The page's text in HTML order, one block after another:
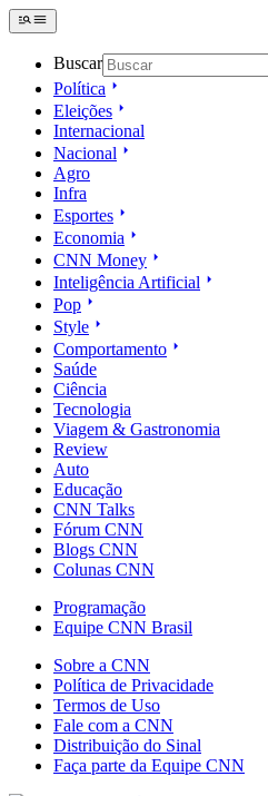
Buscar
Política
Eleições
Internacional
Nacional
Agro
Infra
Esportes
Economia
CNN Money
Inteligência Artificial
Pop
Style
Comportamento
Saúde
Ciência
Tecnologia
Viagem & Gastronomia
Review
Auto
Educação
CNN Talks
Fórum CNN
Blogs CNN
Colunas CNN
Programação
Equipe CNN Brasil
Sobre a CNN
Política de Privacidade
Termos de Uso
Fale com a CNN
Distribuição do Sinal
Faça parte da Equipe CNN